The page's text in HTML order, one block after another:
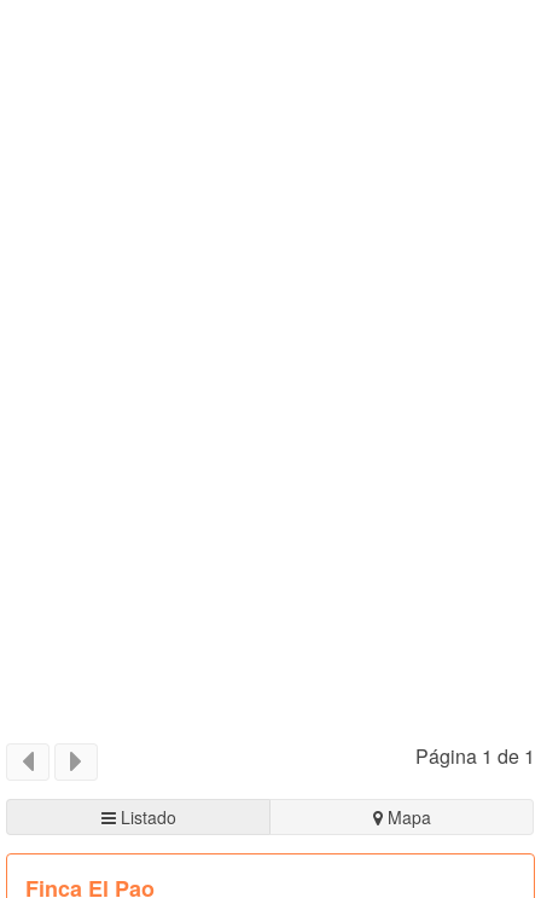
Página 1 de 1
Listado Mapa
Finca El Pao